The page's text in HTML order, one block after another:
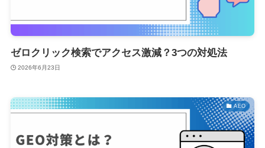
ゼロクリック検索でアクセス激減？3つの対処法
2026年6月23日
AEO